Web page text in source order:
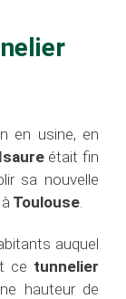
en usine, en
était fin
sa nouvelle
Toulouse.
auquel
ce tunnelier
hauteur de